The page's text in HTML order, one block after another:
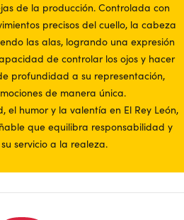
de la producción. Controlada con
precisos del cuello, la cabeza
las alas, logrando una expresión
de controlar los ojos y hacer
profundidad a su representación,
de manera única.
el humor y la valentía en El Rey León,
que equilibra responsabilidad y
servicio a la realeza.